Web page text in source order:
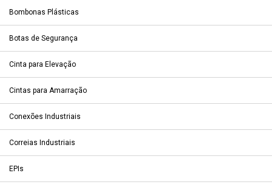
Bombonas Plásticas
Botas de Segurança
Cinta para Elevação
Cintas para Amarração
Conexões Industriais
Correias Industriais
EPIs